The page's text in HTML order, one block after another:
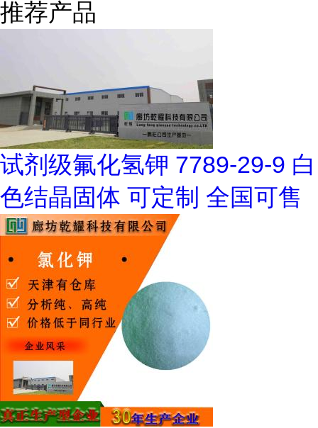
推荐产品
试剂级氟化氢钾 7789-29-9 白
色结晶固体 可定制 全国可售